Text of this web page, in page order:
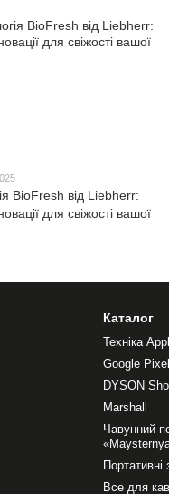
BioFresh від Liebherr:
для свіжості вашої
Каталог
Техніка
Google Pixel
DYSON
Marshall
Чавунний
Портативні
Все для